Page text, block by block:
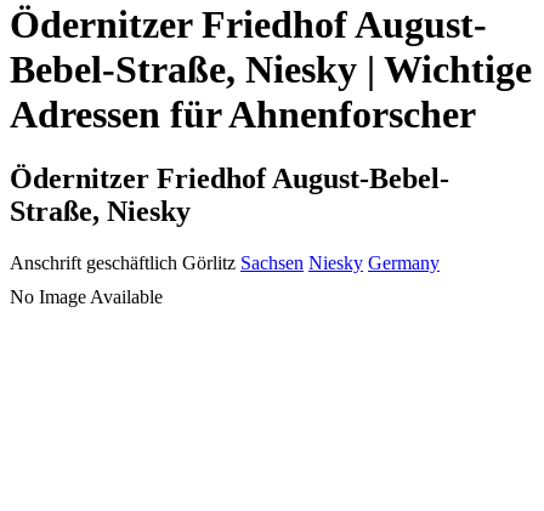
Ödernitzer Friedhof August-
Bebel-Straße, Niesky | Wichtige
Adressen für Ahnenforscher
Ödernitzer Friedhof August-Bebel-
Straße, Niesky
Anschrift geschäftlich Görlitz Sachsen Niesky Germany
No Image Available